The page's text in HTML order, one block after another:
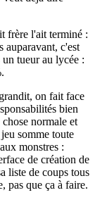
frère l'ait terminé :
auparavant, c'est
tueur au lycée :
on fait face
bien
normale et
somme toute
monstres :
de création de
liste de coups tous
pas que ça à faire.